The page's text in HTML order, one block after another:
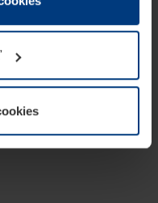
ostatné typy cookie
povolenie môžete
vo vysvetlení cookie